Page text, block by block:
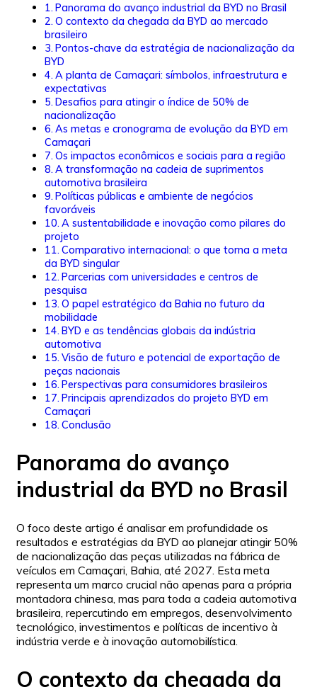
Panorama do avanço industrial da BYD no Brasil
O contexto da chegada da BYD ao mercado
brasileiro
Pontos-chave da estratégia de nacionalização da
BYD
A planta de Camaçari: símbolos, infraestrutura e
expectativas
Desafios para atingir o índice de 50% de
nacionalização
As metas e cronograma de evolução da BYD em
Camaçari
Os impactos econômicos e sociais para a região
A transformação na cadeia de suprimentos
automotiva brasileira
Políticas públicas e ambiente de negócios
favoráveis
A sustentabilidade e inovação como pilares do
projeto
Comparativo internacional: o que torna a meta
da BYD singular
Parcerias com universidades e centros de
pesquisa
O papel estratégico da Bahia no futuro da
mobilidade
BYD e as tendências globais da indústria
automotiva
Visão de futuro e potencial de exportação de
peças nacionais
Perspectivas para consumidores brasileiros
Principais aprendizados do projeto BYD em
Camaçari
Conclusão
Panorama do avanço
industrial da BYD no Brasil
O foco deste artigo é analisar em profundidade os
resultados e estratégias da BYD ao planejar atingir 50%
de nacionalização das peças utilizadas na fábrica de
veículos em Camaçari, Bahia, até 2027. Esta meta
representa um marco crucial não apenas para a própria
montadora chinesa, mas para toda a cadeia automotiva
brasileira, repercutindo em empregos, desenvolvimento
tecnológico, investimentos e políticas de incentivo à
indústria verde e à inovação automobilística.
O contexto da chegada da